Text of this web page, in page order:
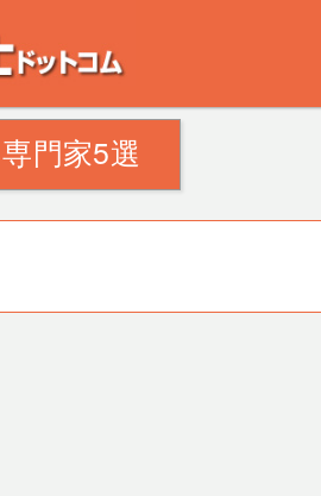
き地の対策でお悩みの方。相続登記・不動
門家5選